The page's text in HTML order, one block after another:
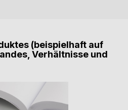
(beispielhaft auf
Verhältnisse und